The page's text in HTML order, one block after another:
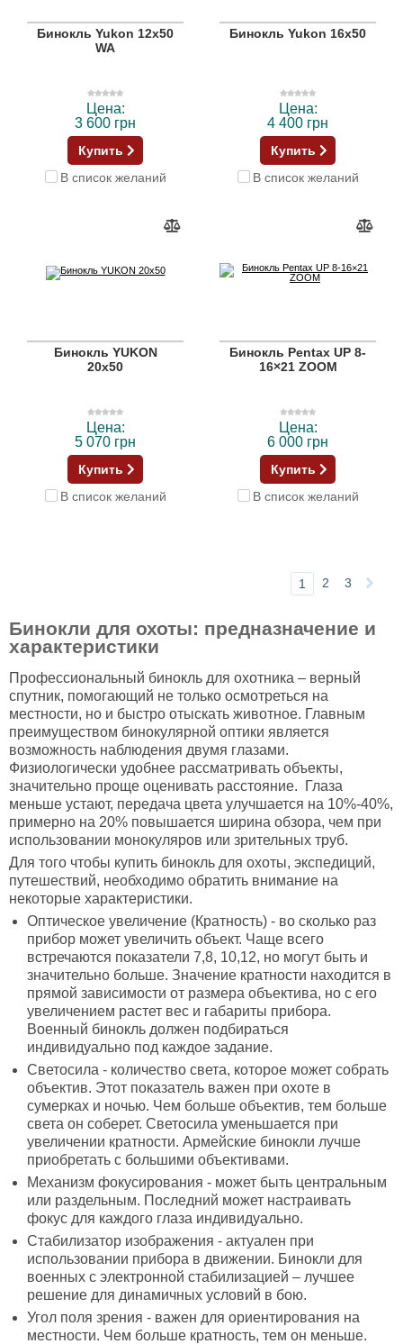
Бинокль Yukon 12x50
WA
Цена:
3 600 грн
Купить
В список желаний
Бинокль Yukon 16x50
Цена:
4 400 грн
Купить
В список желаний
Бинокль YUKON
20x50
Цена:
5 070 грн
Купить
В список желаний
Бинокль Pentax UP 8-
16×21 ZOOM
Цена:
6 000 грн
Купить
В список желаний
1 2 3
Бинокли для охоты: предназначение и
характеристики
Профессиональный бинокль для охотника – верный
спутник, помогающий не только осмотреться на
местности, но и быстро отыскать животное. Главным
преимуществом бинокулярной оптики является
возможность наблюдения двумя глазами.
Физиологически удобнее рассматривать объекты,
значительно проще оценивать расстояние. Глаза
меньше устают, передача цвета улучшается на 10%-40%,
примерно на 20% повышается ширина обзора, чем при
использовании монокуляров или зрительных труб.
Для того чтобы купить бинокль для охоты, экспедиций,
путешествий, необходимо обратить внимание на
некоторые характеристики.
Оптическое увеличение (Кратность) - во сколько раз
прибор может увеличить объект. Чаще всего
встречаются показатели 7,8, 10,12, но могут быть и
значительно больше. Значение кратности находится в
прямой зависимости от размера объектива, но с его
увеличением растет вес и габариты прибора.
Военный бинокль должен подбираться
индивидуально под каждое задание.
Светосила - количество света, которое может собрать
объектив. Этот показатель важен при охоте в
сумерках и ночью. Чем больше объектив, тем больше
света он соберет. Светосила уменьшается при
увеличении кратности. Армейские бинокли лучше
приобретать с большими объективами.
Механизм фокусирования - может быть центральным
или раздельным. Последний может настраивать
фокус для каждого глаза индивидуально.
Стабилизатор изображения - актуален при
использовании прибора в движении. Бинокли для
военных с электронной стабилизацией – лучшее
решение для динамичных условий в бою.
Угол поля зрения - важен для ориентирования на
местности. Чем больше кратность, тем он меньше.